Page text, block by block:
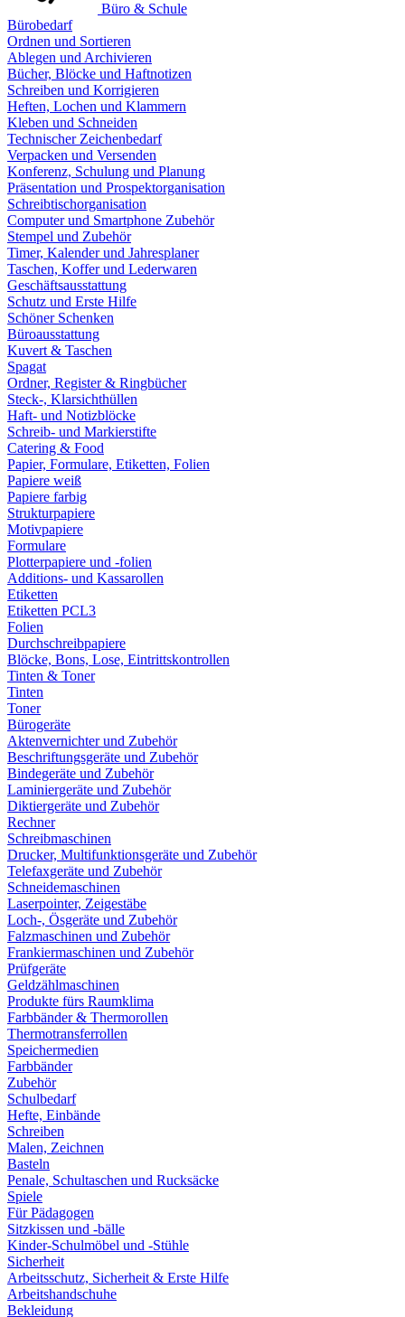
Büro & Schule
Bürobedarf
Ordnen und Sortieren
Ablegen und Archivieren
Bücher, Blöcke und Haftnotizen
Schreiben und Korrigieren
Heften, Lochen und Klammern
Kleben und Schneiden
Technischer Zeichenbedarf
Verpacken und Versenden
Konferenz, Schulung und Planung
Präsentation und Prospektorganisation
Schreibtischorganisation
Computer und Smartphone Zubehör
Stempel und Zubehör
Timer, Kalender und Jahresplaner
Taschen, Koffer und Lederwaren
Geschäftsausstattung
Schutz und Erste Hilfe
Schöner Schenken
Büroausstattung
Kuvert & Taschen
Spagat
Ordner, Register & Ringbücher
Steck-, Klarsichthüllen
Haft- und Notizblöcke
Schreib- und Markierstifte
Catering & Food
Papier, Formulare, Etiketten, Folien
Papiere weiß
Papiere farbig
Strukturpapiere
Motivpapiere
Formulare
Plotterpapiere und -folien
Additions- und Kassarollen
Etiketten
Etiketten PCL3
Folien
Durchschreibpapiere
Blöcke, Bons, Lose, Eintrittskontrollen
Tinten & Toner
Tinten
Toner
Bürogeräte
Aktenvernichter und Zubehör
Beschriftungsgeräte und Zubehör
Bindegeräte und Zubehör
Laminiergeräte und Zubehör
Diktiergeräte und Zubehör
Rechner
Schreibmaschinen
Drucker, Multifunktionsgeräte und Zubehör
Telefaxgeräte und Zubehör
Schneidemaschinen
Laserpointer, Zeigestäbe
Loch-, Ösgeräte und Zubehör
Falzmaschinen und Zubehör
Frankiermaschinen und Zubehör
Prüfgeräte
Geldzählmaschinen
Produkte fürs Raumklima
Farbbänder & Thermorollen
Thermotransferrollen
Speichermedien
Farbbänder
Zubehör
Schulbedarf
Hefte, Einbände
Schreiben
Malen, Zeichnen
Basteln
Penale, Schultaschen und Rucksäcke
Spiele
Für Pädagogen
Sitzkissen und -bälle
Kinder-Schulmöbel und -Stühle
Sicherheit
Arbeitsschutz, Sicherheit & Erste Hilfe
Arbeitshandschuhe
Bekleidung